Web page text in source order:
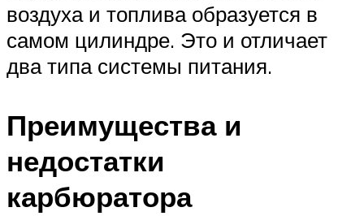
воздуха и топлива образуется в
самом цилиндре. Это и отличает
два типа системы питания.
Преимущества и
недостатки
карбюратора